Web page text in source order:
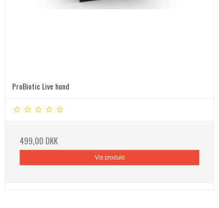
ProBiotic Live hund
499,00 DKK
Vis produkt